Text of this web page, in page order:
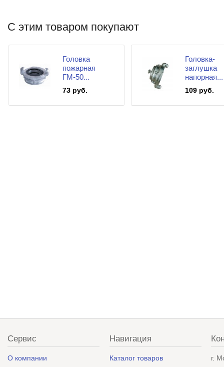
С этим товаром покупают
Головка
пожарная
ГМ-50...
73 руб.
Головка-
заглушка
напорная...
109 руб.
Сервис
О компании
Навигация
Каталог товаров
г.